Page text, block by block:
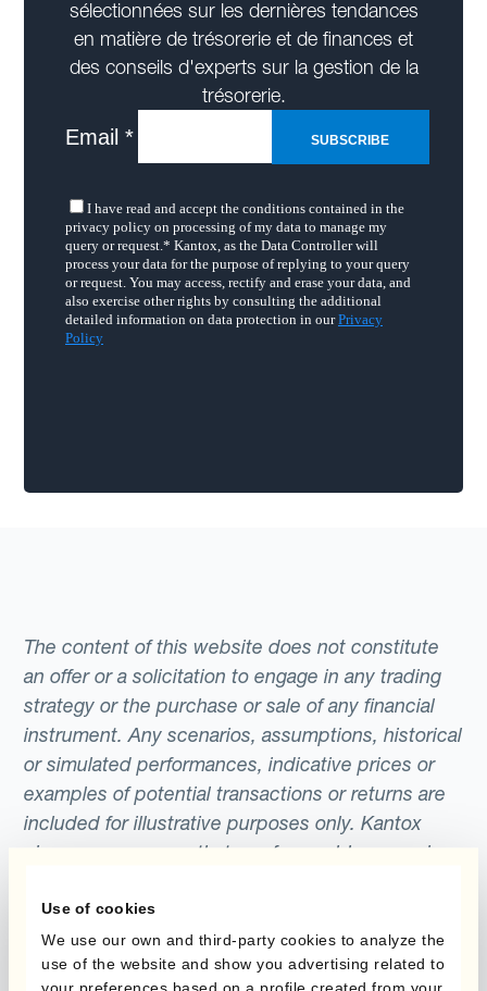
Use of cookies
We use our own and third-party cookies to analyze the
use of the website and show you advertising related to
your preferences based on a profile created from your
sélectionnées sur les dernières tendances
en matière de trésorerie et de finances et
des conseils d'experts sur la gestion de la
trésorerie.
The content of this website does not constitute
an offer or a solicitation to engage in any trading
strategy or the purchase or sale of any financial
instrument. Any scenarios, assumptions, historical
or simulated performances, indicative prices or
examples of potential transactions or returns are
included for illustrative purposes only. Kantox
gives no assurance that any favourable scenarios
to trade on the terms described herein or that any
potential returns illustrated can be achieved.
Kantox does not provide any investment advice